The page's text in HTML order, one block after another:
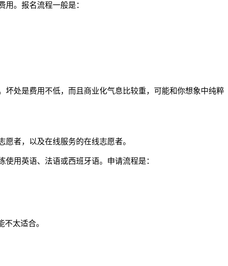
。报名流程一般是：
处是费用不低，而且商业化气息比较重，可能和你想象中纯粹
者，以及在线服务的在线志愿者。
用英语、法语或西班牙语。申请流程是：
太适合。